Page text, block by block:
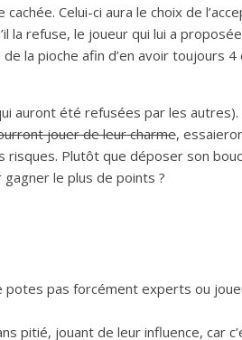
Celui-ci aura le choix de
la refuse, le joueur qui lui a
la pioche afin d’en avoir toujours 4
auront été refusées par les
jouer de leur charme,
Plutôt que déposer son
le plus de points ?
potes pas forcément experts ou
jouant de leur influence, car